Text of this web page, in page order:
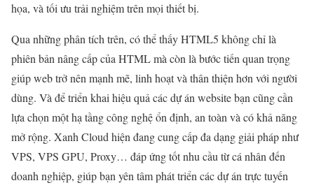
họa, và tối ưu trải nghiệm trên mọi thiết bị.
Qua những phân tích trên, có thể thấy HTML5 không chỉ là
phiên bản nâng cấp của HTML mà còn là bước tiến quan trọng
giúp web trở nên mạnh mẽ, linh hoạt và thân thiện hơn với người
dùng. Và để triển khai hiệu quả các dự án website bạn cũng cần
lựa chọn một hạ tầng công nghệ ổn định, an toàn và có khả năng
mở rộng. Xanh Cloud hiện đang cung cấp đa dạng giải pháp như
VPS, VPS GPU, Proxy… đáp ứng tốt nhu cầu từ cá nhân đến
doanh nghiệp, giúp bạn yên tâm phát triển các dự án trực tuyến